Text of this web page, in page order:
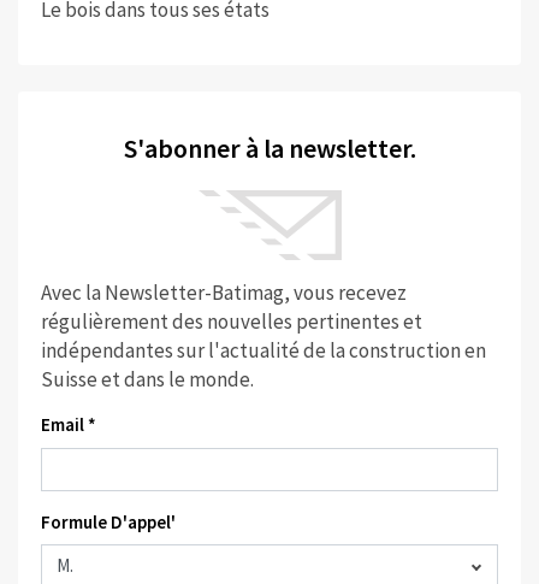
Le bois dans tous ses états
S'abonner à la newsletter.
Avec la Newsletter-Batimag, vous recevez
régulièrement des nouvelles pertinentes et
indépendantes sur l'actualité de la construction en
Suisse et dans le monde.
Email *
Formule D'appel'